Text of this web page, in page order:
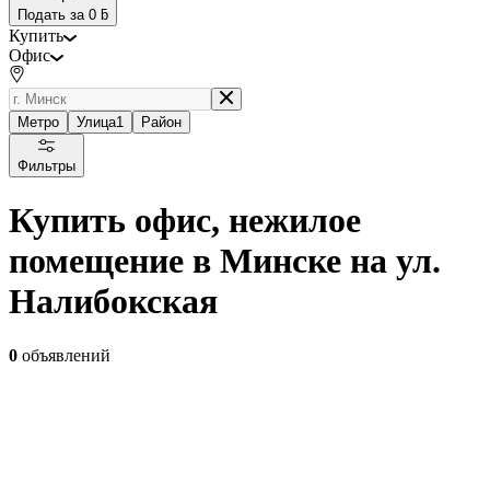
Подать за 0 ƃ
Купить
Офис
Метро Улица1 Район
Фильтры
Купить офис, нежилое
помещение в Минске на ул.
Налибокская
0 объявлений